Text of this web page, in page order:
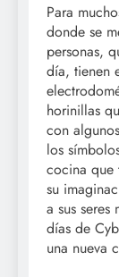
Para
donde se
personas,
día, tienen
horinillas
con
los
cocina que
su
a sus seres
días de
una nueva